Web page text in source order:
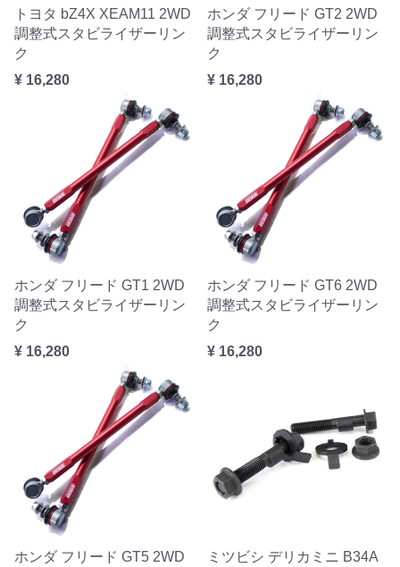
トヨタ bZ4X XEAM11 2WD
調整式スタビライザーリン
ク
¥ 16,280
ホンダ フリード GT2 2WD
調整式スタビライザーリン
ク
¥ 16,280
ホンダ フリード GT1 2WD
調整式スタビライザーリン
ク
¥ 16,280
ホンダ フリード GT6 2WD
調整式スタビライザーリン
ク
¥ 16,280
ホンダ フリード GT5 2WD
ミツビシ デリカミニ B34A